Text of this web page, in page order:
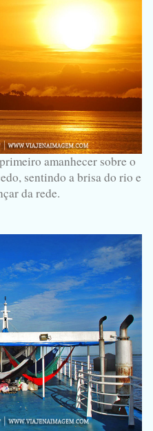
amanhecer sobre o
sentindo a brisa do rio e
da rede.